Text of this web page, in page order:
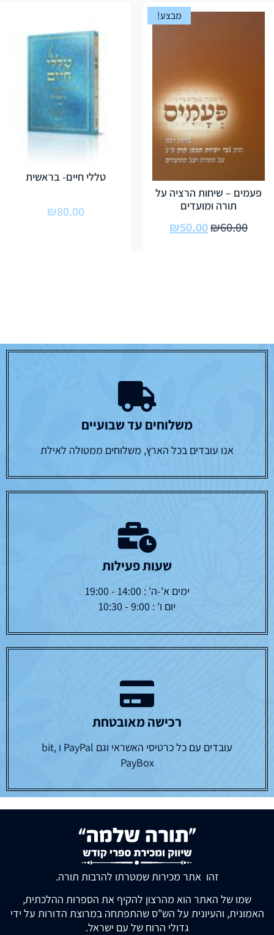
מבצע!
פעמים – שיחות הרציה על
תורה ומועדים
₪60.00
₪50.00
טללי חיים- בראשית
₪80.00
משלוחים עד שבועיים
אנו עובדים בכל הארץ, משלוחים ממטולה לאילת
שעות פעילות
ימים א'-ה' : 14:00 - 19:00
יום ו' : 9:00 - 10:30
רכישה מאובטחת
עובדים עם כל כרטיסי האשראי וגם PayPal ו bit,
PayBox
זהו אתר מכירות שמטרתו להרבות תורה.
שמו של האתר הוא מהרצון להקיף את הספרות ההלכתית,
האמונית, והעיונית על הש"ס שהתפתחה במרוצת הדורות על ידי
גדולי הרוח של עם ישראל.